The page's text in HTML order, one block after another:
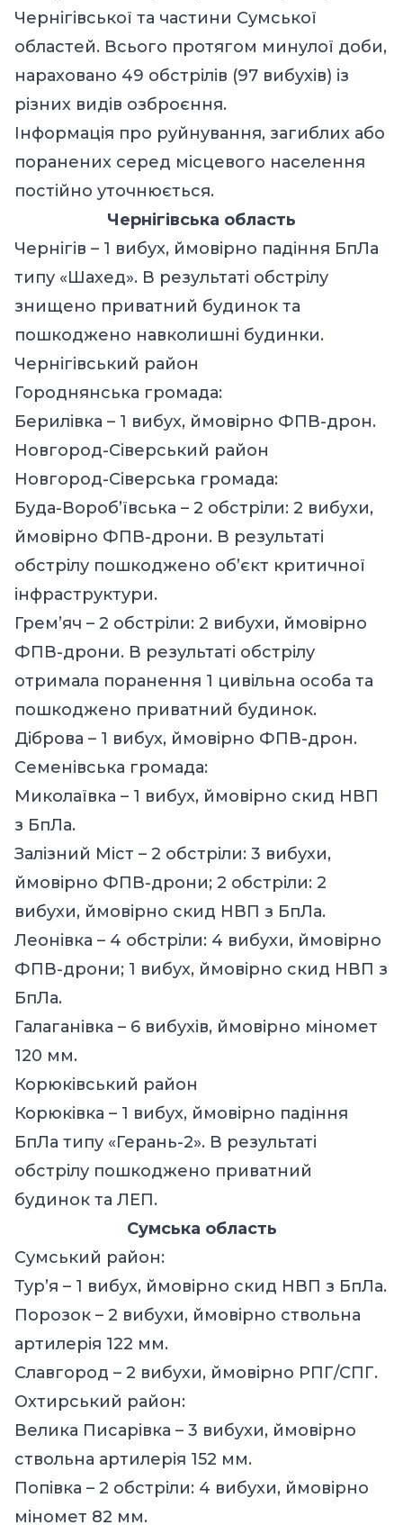
Чернігівської та частини Сумської
областей. Всього протягом минулої доби,
нараховано 49 обстрілів (97 вибухів) із
різних видів озброєння.
Інформація про руйнування, загиблих або
поранених серед місцевого населення
постійно уточнюється.
Чернігівська область
Чернігів – 1 вибух, ймовірно падіння БпЛа
типу «Шахед». В результаті обстрілу
знищено приватний будинок та
пошкоджено навколишні будинки.
Чернігівський район
Городнянська громада:
Берилівка – 1 вибух, ймовірно ФПВ-дрон.
Новгород-Сіверський район
Новгород-Сіверська громада:
Буда-Вороб’ївська – 2 обстріли: 2 вибухи,
ймовірно ФПВ-дрони. В результаті
обстрілу пошкоджено об’єкт критичної
інфраструктури.
Грем’яч – 2 обстріли: 2 вибухи, ймовірно
ФПВ-дрони. В результаті обстрілу
отримала поранення 1 цивільна особа та
пошкоджено приватний будинок.
Діброва – 1 вибух, ймовірно ФПВ-дрон.
Семенівська громада:
Миколаївка – 1 вибух, ймовірно скид НВП
з БпЛа.
Залізний Міст – 2 обстріли: 3 вибухи,
ймовірно ФПВ-дрони; 2 обстріли: 2
вибухи, ймовірно скид НВП з БпЛа.
Леонівка – 4 обстріли: 4 вибухи, ймовірно
ФПВ-дрони; 1 вибух, ймовірно скид НВП з
БпЛа.
Галаганівка – 6 вибухів, ймовірно міномет
120 мм.
Корюківський район
Корюківка – 1 вибух, ймовірно падіння
БпЛа типу «Герань-2». В результаті
обстрілу пошкоджено приватний
будинок та ЛЕП.
Сумська область
Сумський район:
Тур’я – 1 вибух, ймовірно скид НВП з БпЛа.
Порозок – 2 вибухи, ймовірно ствольна
артилерія 122 мм.
Славгород – 2 вибухи, ймовірно РПГ/СПГ.
Охтирський район:
Велика Писарівка – 3 вибухи, ймовірно
ствольна артилерія 152 мм.
Попівка – 2 обстріли: 4 вибухи, ймовірно
міномет 82 мм.